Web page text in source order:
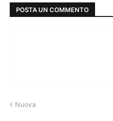
POSTA UN COMMENTO
Nuova